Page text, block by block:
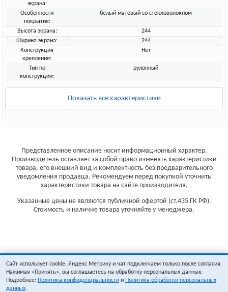
экрана:
Особенности
покрытия:
белый матовый со стекловолокном
Высота экрана:
244
Ширина экрана:
244
Конструкция
крепления:
Нет
Тип по
конструкции:
рулонный
Показать все характеристики
Представленное описание носит информационный характер.
Производитель оставляет за собой право изменять характеристики
товара, его внешний вид и комплектность без предварительного
уведомления продавца. Рекомендуем перед покупкой уточнить
характеристики товара на сайте производителя.
Указанные цены не являются публичной офертой (ст.435 ГК РФ).
Стоимость и наличие товара уточняйте у менеджера.
Сайт использует cookie. Яндекс Метрику и чат подключаем только после согласия.
Нажимая «Принять», вы соглашаетесь на обработку персональных данных.
Подробнее: Политика конфиденциальности и Политика обработки персональных
данных.